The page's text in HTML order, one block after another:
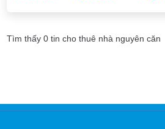
Tìm thấy 0 tin cho thuê nhà nguyên căn